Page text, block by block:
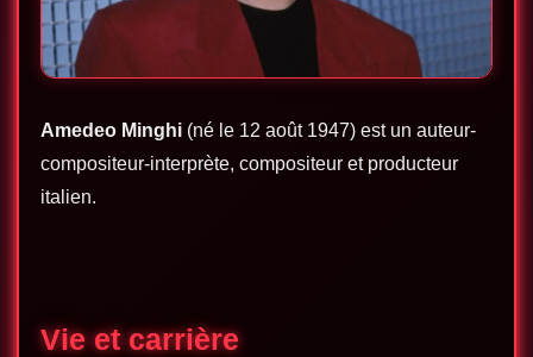
Amedeo Minghi (né le 12 août 1947) est un auteur-
compositeur-interprète, compositeur et producteur
italien.
Vie et carrière